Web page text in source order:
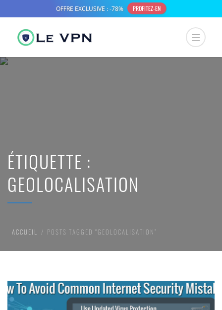
ÉTIQUETTE :
GEOLOCALISATION
ACCUEIL POSTS TAGGED “GEOLOCALISATION”